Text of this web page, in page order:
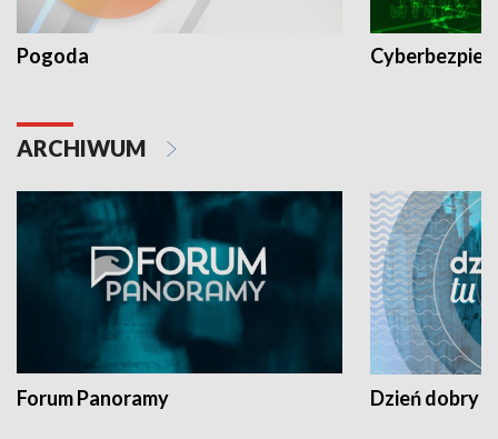
Pogoda
ARCHIWUM
Forum Panoramy Dzień dobry